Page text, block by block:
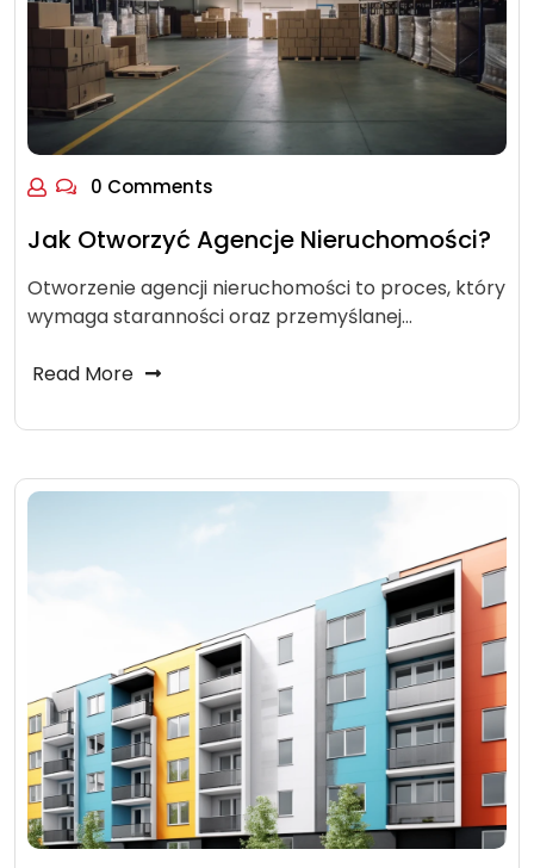
0 Comments
Jak Otworzyć Agencje Nieruchomości?
Otworzenie agencji nieruchomości to proces, który
wymaga staranności oraz przemyślanej…
Read More